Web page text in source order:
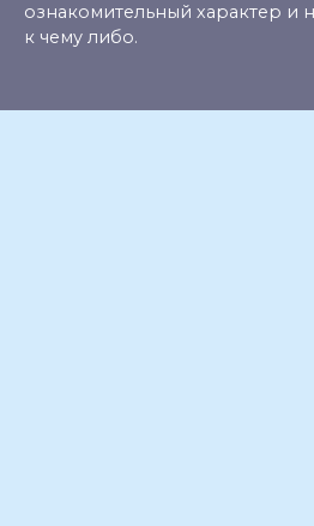
ознакомительный характер и
к чему либо.